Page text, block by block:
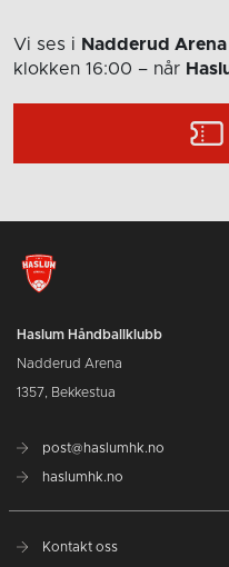
Vi ses i Nadderud Arena
klokken 16:00 – når
Haslum Håndballklubb
Nadderud Arena
1357, Bekkestua
post@haslumhk.no
haslumhk.no
Kontakt oss